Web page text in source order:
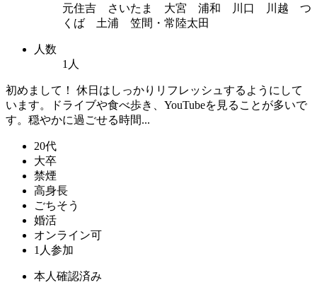
元住吉 さいたま 大宮 浦和 川口 川越 つ
くば 土浦 笠間・常陸太田
人数
1人
初めまして！ 休日はしっかりリフレッシュするようにして
います。ドライブや食べ歩き、YouTubeを見ることが多いで
す。穏やかに過ごせる時間...
20代
大卒
禁煙
高身長
ごちそう
婚活
オンライン可
1人参加
本人確認済み